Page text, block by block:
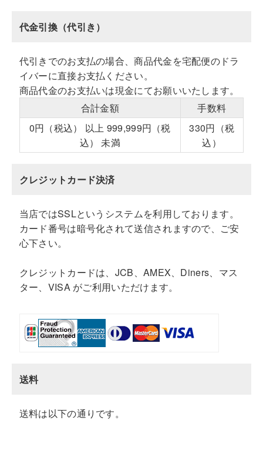
代金引換（代引き）
代引きでのお支払の場合、商品代金を宅配便のドラ
イバーに直接お支払ください。
商品代金のお支払いは現金にてお願いいたします。
合計金額
手数料
0円（税込） 以上 999,999円（税
込） 未満
330円（税
込）
クレジットカード決済
当店ではSSLというシステムを利用しております。
カード番号は暗号化されて送信されますので、ご安
心下さい。
クレジットカードは、JCB、AMEX、Diners、マス
ター、VISA がご利用いただけます。
送料
送料は以下の通りです。